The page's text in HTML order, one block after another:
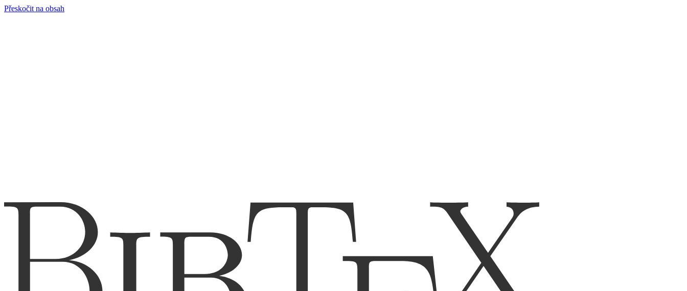
Přeskočit na obsah